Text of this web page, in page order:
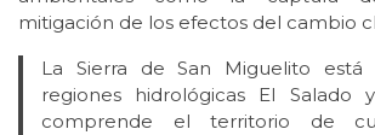
mitigación de los efectos del cambio
La Sierra de San Miguelito
regiones hidrológicas El Salado
comprende el territorio de